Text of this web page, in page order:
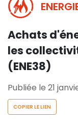
Achats
les
(ENE38)
Publiée le 21
COPIER LE LIEN